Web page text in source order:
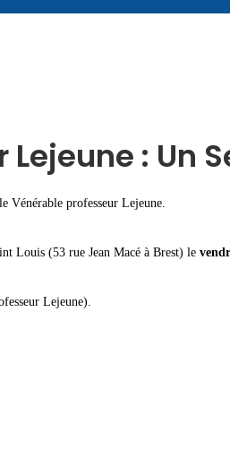
: Un
Vénérable professeur Lejeune.
Louis (53 rue Jean Macé à Brest) le
Lejeune).